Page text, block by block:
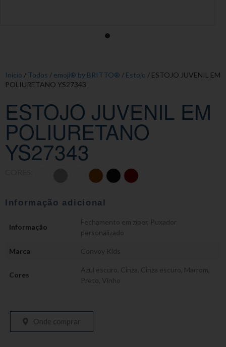
Início / Todos / emoji® by BRITTO® / Estojo / ESTOJO JUVENIL EM
POLIURETANO YS27343
ESTOJO JUVENIL EM
POLIURETANO
YS27343
Informação adicional
Informação
Fechamento em zíper Puxador
personalizado
Marca Convoy Kids
Cores
Azul escuro Cinza Cinza escuro Marrom
Preto Vinho
Onde comprar